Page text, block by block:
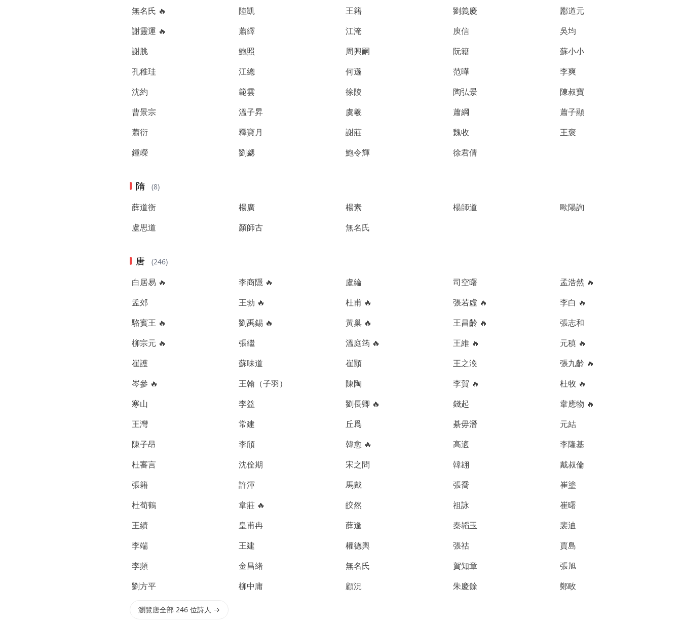
無名氏 🔥 陸凱 王籍 劉義慶
酈道元
謝靈運 🔥
蕭繹 江淹 庾信
吳均
謝脁
鮑照 周興嗣 阮籍
蘇小小
孔稚珪
江總 何遜 范曄
李爽
沈約
範雲 徐陵 陶弘景
陳叔寶
曹景宗
溫子昇 虞羲 蕭綱
蕭子顯
蕭衍
釋寶月 謝莊 魏收
王褒
鍾嶸
劉勰 鮑令輝 徐君倩
隋 (8)
薛道衡 楊廣 楊素 楊師道
歐陽詢
盧思道
顏師古 無名氏
唐 (246)
白居易 🔥 李商隱 🔥 盧綸 司空曙
孟浩然 🔥
孟郊
王勃 🔥 杜甫 🔥 張若虛 🔥
李白 🔥
駱賓王 🔥
劉禹錫 🔥 黃巢 🔥 王昌齡 🔥
張志和
柳宗元 🔥
張繼 溫庭筠 🔥 王維 🔥
元稹 🔥
崔護
蘇味道 崔顥 王之渙
張九齡 🔥
岑參 🔥
王翰（子羽） 陳陶 李賀 🔥
杜牧 🔥
寒山
李益 劉長卿 🔥 錢起
韋應物 🔥
王灣
常建 丘爲 綦毋潛
元結
陳子昂
李頎 韓愈 🔥 高適
李隆基
杜審言
沈佺期 宋之問 韓翃
戴叔倫
張籍
許渾 馬戴 張喬
崔塗
杜荀鶴
韋莊 🔥 皎然 祖詠
崔曙
王績
皇甫冉 薛逢 秦韜玉
裴迪
李端
王建 權德輿 張祜
賈島
李頻
金昌緒 無名氏 賀知章
張旭
劉方平
柳中庸 顧況 朱慶餘 鄭畋
瀏覽唐全部 246 位詩人 →